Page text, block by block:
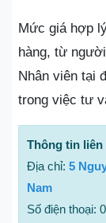
Mức giá hợp
hàng, từ
Nhân viên tại
trong việc tư
Thông tin liên
Địa chỉ: 5
Nam
Số điện thoại: